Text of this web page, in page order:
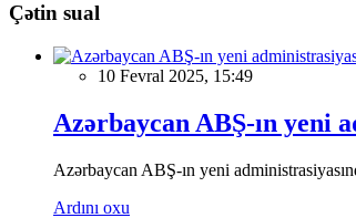
Çətin sual
10 Fevral 2025, 15:49
Azərbaycan ABŞ-ın yeni
Azərbaycan ABŞ-ın yeni
Ardını oxu